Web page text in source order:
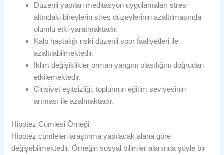
Düzenli yapılan meditasyon uygulamaları stres
altındaki bireylerin stres düzeylerinin azaltılmasında
olumlu etki yaratmaktadır.
Kalp hastalığı riski düzenli spor faaliyetleri ile
azaltılabilmektedir.
İklim değişiklikler orman yangını olasılığını doğrudan
etkilemektedir.
Cinsiyet eşitsizliği, toplumun eğitim seviyesinin
artması ile azalmaktadır.
Hipotez Cümlesi Örneği
Hipotez cümleleri araştırma yapılacak alana göre
değişebilmektedir. Örneğin sosyal bilimler alanında şöyle bir